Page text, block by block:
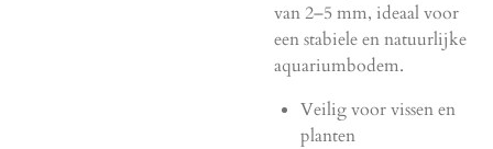
van 2–5 mm, ideaal voor
een stabiele en natuurlijke
aquariumbodem.
Veilig voor vissen en
planten